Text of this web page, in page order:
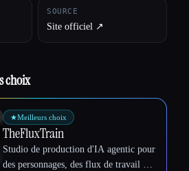
SOURCE
Site officiel ↗︎
choix
★Meilleurs choix
TheFluxTrain
Studio de production d'IA agentic pour
des personnages, des flux de travail et